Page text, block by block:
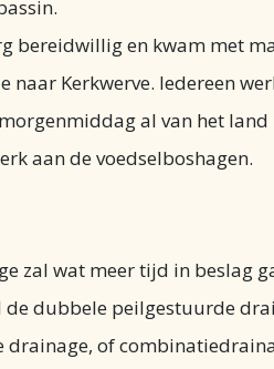
bereidwillig en kwam met
naar Kerkwerve. Iedereen
al van het land
aan de voedselboshagen.
zal wat meer tijd in beslag
de dubbele peilgestuurde
drainage, of